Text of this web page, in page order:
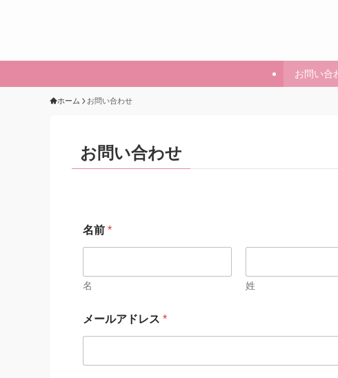
お問い合
ホーム お問い合わせ
お問い合わせ
名前 *
名 姓
メールアドレス *